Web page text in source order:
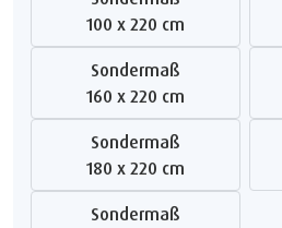
100 x 220 cm
Sondermaß
160 x 220 cm
Sondermaß
180 x 220 cm
Sondermaß